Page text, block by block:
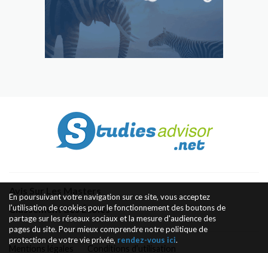
Classement des Écoles
En poursuivant votre navigation sur ce site, vous acceptez
l'utilisation de cookies pour le fonctionnement des boutons de
partage sur les réseaux sociaux et la mesure d'audience des
pages du site. Pour mieux comprendre notre politique de
protection de votre vie privée, rendez-vous ici.